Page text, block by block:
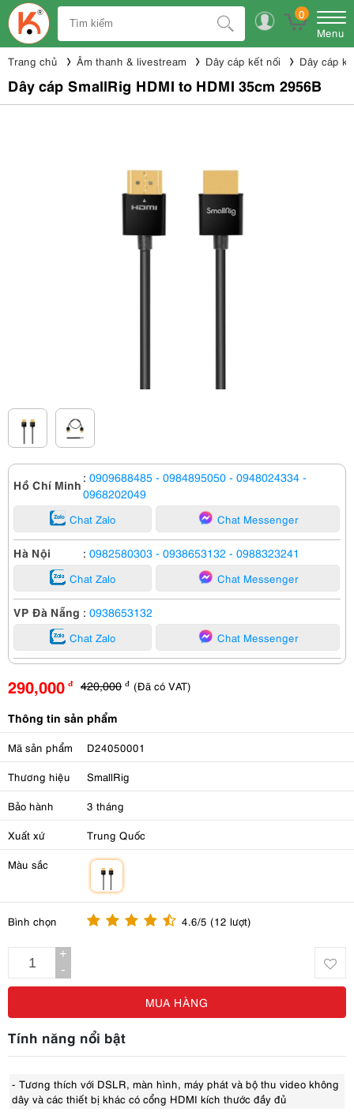
0
Menu
Trang chủ Âm thanh & livestream Dây cáp kết nối Dây cáp
Dây cáp SmallRig HDMI to HDMI 35cm 2956B
Hồ Chí Minh : 0909688485 - 0984895050 - 0948024334 -
0968202049
Chat Zalo Chat Messenger
Hà Nội : 0982580303 - 0938653132 - 0988323241
Chat Zalo Chat Messenger
VP Đà Nẵng : 0938653132
Chat Zalo Chat Messenger
290,000 đ 420,000 đ (Đã có VAT)
Thông tin sản phẩm
Mã sản phẩm D24050001
Thương hiệu SmallRig
Bảo hành 3 tháng
Xuất xứ Trung Quốc
Màu sắc
Bình chọn 4.6/5 (12 lượt)
+
-
MUA HÀNG
Tính năng nổi bật
- Tương thích với DSLR, màn hình, máy phát và bộ thu video không
dây và các thiết bị khác có cổng HDMI kích thước đầy đủ